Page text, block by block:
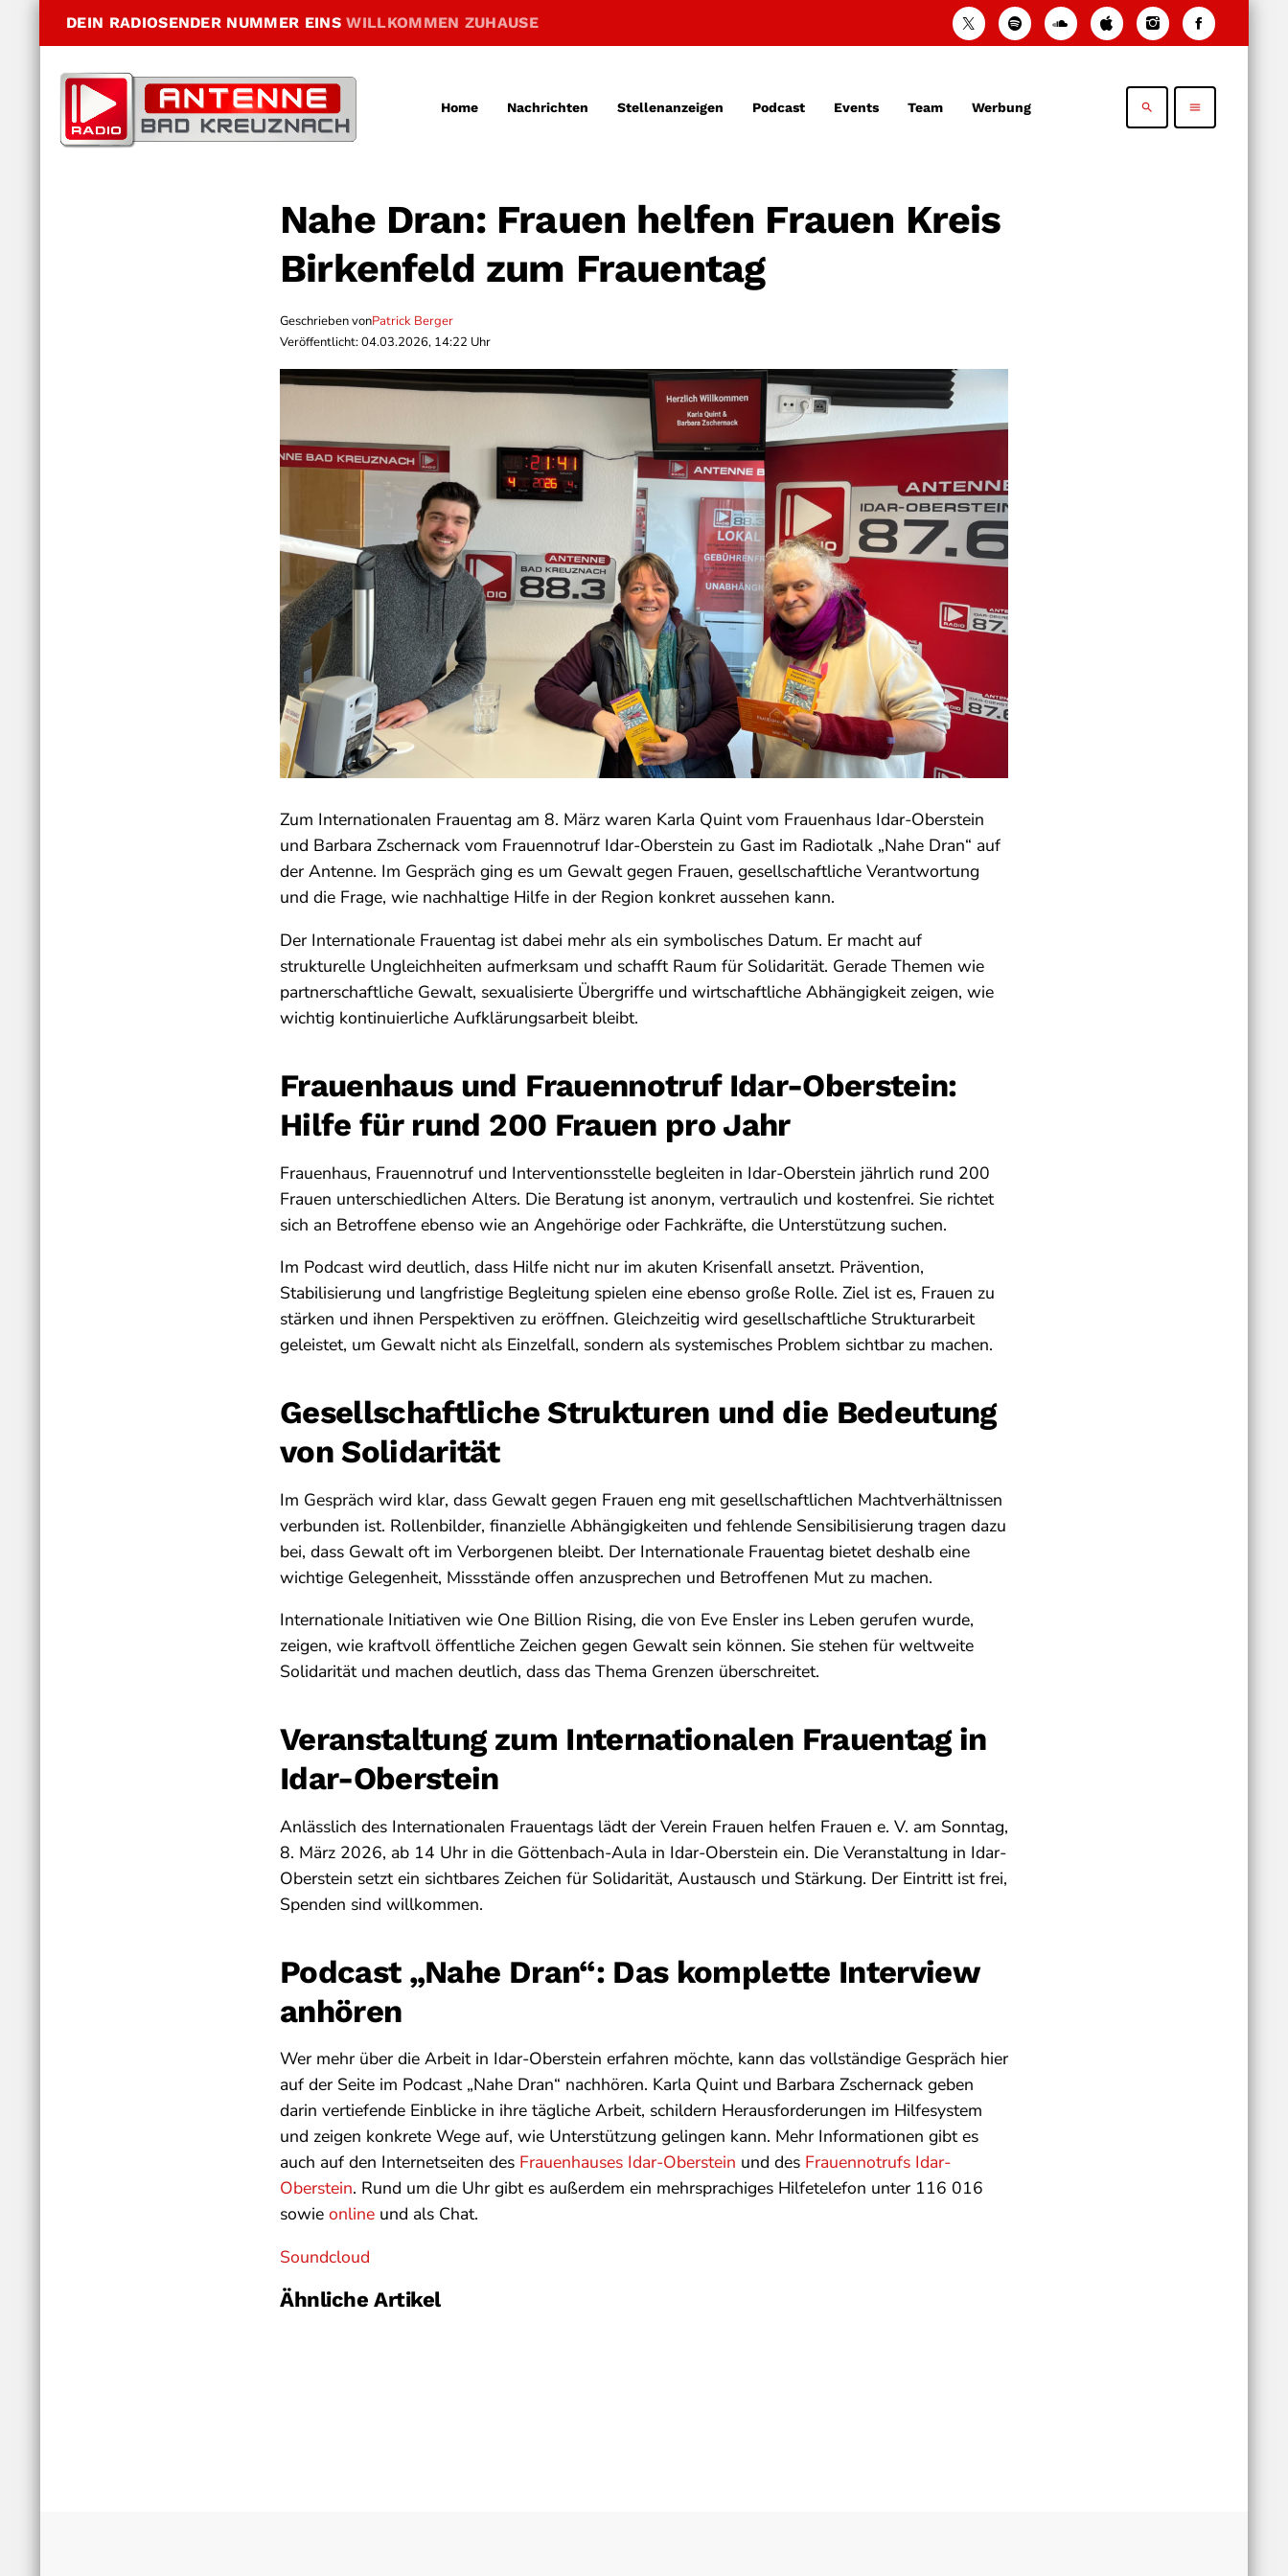
DEIN RADIOSENDER NUMMER EINSWILLKOMMEN ZUHAUSE
Home Nachrichten Stellenanzeigen Podcast Events Team Werbung search menu
Nahe Dran: Frauen helfen Frauen Kreis
Birkenfeld zum Frauentag
Geschrieben vonPatrick Berger
Veröffentlicht: 04.03.2026, 14:22 Uhr
Zum Internationalen Frauentag am 8. März waren Karla Quint vom Frauenhaus Idar-Oberstein
und Barbara Zschernack vom Frauennotruf Idar-Oberstein zu Gast im Radiotalk „Nahe Dran“ auf
der Antenne. Im Gespräch ging es um Gewalt gegen Frauen, gesellschaftliche Verantwortung
und die Frage, wie nachhaltige Hilfe in der Region konkret aussehen kann.
Der Internationale Frauentag ist dabei mehr als ein symbolisches Datum. Er macht auf
strukturelle Ungleichheiten aufmerksam und schafft Raum für Solidarität. Gerade Themen wie
partnerschaftliche Gewalt, sexualisierte Übergriffe und wirtschaftliche Abhängigkeit zeigen, wie
wichtig kontinuierliche Aufklärungsarbeit bleibt.
Frauenhaus und Frauennotruf Idar-Oberstein:
Hilfe für rund 200 Frauen pro Jahr
Frauenhaus, Frauennotruf und Interventionsstelle begleiten in Idar-Oberstein jährlich rund 200
Frauen unterschiedlichen Alters. Die Beratung ist anonym, vertraulich und kostenfrei. Sie richtet
sich an Betroffene ebenso wie an Angehörige oder Fachkräfte, die Unterstützung suchen.
Im Podcast wird deutlich, dass Hilfe nicht nur im akuten Krisenfall ansetzt. Prävention,
Stabilisierung und langfristige Begleitung spielen eine ebenso große Rolle. Ziel ist es, Frauen zu
stärken und ihnen Perspektiven zu eröffnen. Gleichzeitig wird gesellschaftliche Strukturarbeit
geleistet, um Gewalt nicht als Einzelfall, sondern als systemisches Problem sichtbar zu machen.
Gesellschaftliche Strukturen und die Bedeutung
von Solidarität
Im Gespräch wird klar, dass Gewalt gegen Frauen eng mit gesellschaftlichen Machtverhältnissen
verbunden ist. Rollenbilder, finanzielle Abhängigkeiten und fehlende Sensibilisierung tragen dazu
bei, dass Gewalt oft im Verborgenen bleibt. Der Internationale Frauentag bietet deshalb eine
wichtige Gelegenheit, Missstände offen anzusprechen und Betroffenen Mut zu machen.
Internationale Initiativen wie One Billion Rising, die von Eve Ensler ins Leben gerufen wurde,
zeigen, wie kraftvoll öffentliche Zeichen gegen Gewalt sein können. Sie stehen für weltweite
Solidarität und machen deutlich, dass das Thema Grenzen überschreitet.
Veranstaltung zum Internationalen Frauentag in
Idar-Oberstein
Anlässlich des Internationalen Frauentags lädt der Verein Frauen helfen Frauen e. V. am Sonntag,
8. März 2026, ab 14 Uhr in die Göttenbach-Aula in Idar-Oberstein ein. Die Veranstaltung in Idar-
Oberstein setzt ein sichtbares Zeichen für Solidarität, Austausch und Stärkung. Der Eintritt ist frei,
Spenden sind willkommen.
Podcast „Nahe Dran“: Das komplette Interview
anhören
Wer mehr über die Arbeit in Idar-Oberstein erfahren möchte, kann das vollständige Gespräch hier
auf der Seite im Podcast „Nahe Dran“ nachhören. Karla Quint und Barbara Zschernack geben
darin vertiefende Einblicke in ihre tägliche Arbeit, schildern Herausforderungen im Hilfesystem
und zeigen konkrete Wege auf, wie Unterstützung gelingen kann. Mehr Informationen gibt es
auch auf den Internetseiten des Frauenhauses Idar-Oberstein und des Frauennotrufs Idar-
Oberstein. Rund um die Uhr gibt es außerdem ein mehrsprachiges Hilfetelefon unter 116 016
sowie online und als Chat.
Soundcloud
Ähnliche Artikel